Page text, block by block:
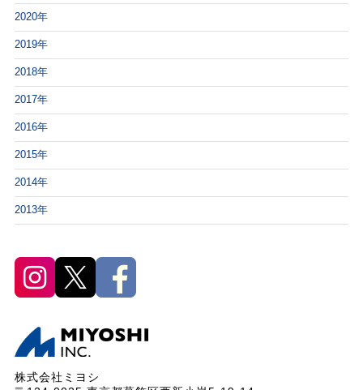
2020年
2019年
2018年
2017年
2016年
2015年
2014年
2013年
株式会社ミヨシ